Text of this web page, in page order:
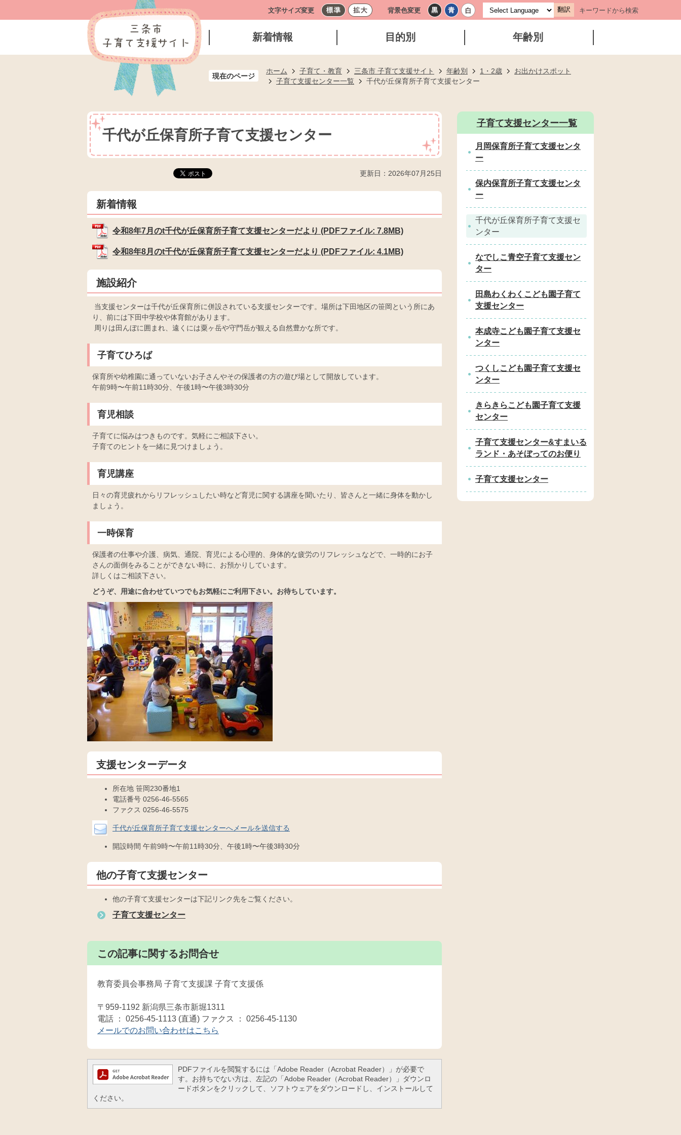
文字サイズ変更 背景色変更 翻訳 キーワードから検索
新着情報 目的別 年齢別
現在のページ
ホーム 子育て・教育 三条市 子育て支援サイト 年齢別 1・2歳
お出かけスポット
子育て支援センター一覧
千代が丘保育所子育て支援センター
千代が丘保育所子育て支援センター
更新日：2026年07月25日
新着情報
令和8年7月のt千代が丘保育所子育て支援センターだより (PDFファイル: 7.8MB)
令和8年8月のt千代が丘保育所子育て支援センターだより (PDFファイル: 4.1MB)
施設紹介
当支援センターは千代が丘保育所に併設されている支援センターです。場所は下田地区の笹岡という所にあ
り、前には下田中学校や体育館があります。
周りは田んぼに囲まれ、遠くには粟ヶ岳や守門岳が観える自然豊かな所です。
子育てひろば
保育所や幼稚園に通っていないお子さんやその保護者の方の遊び場として開放しています。
午前9時〜午前11時30分、午後1時〜午後3時30分
育児相談
子育てに悩みはつきものです。気軽にご相談下さい。
子育てのヒントを一緒に見つけましょう。
育児講座
日々の育児疲れからリフレッシュしたい時など育児に関する講座を聞いたり、皆さんと一緒に身体を動かし
ましょう。
一時保育
保護者の仕事や介護、病気、通院、育児による心理的、身体的な疲労のリフレッシュなどで、一時的にお子
さんの面倒をみることができない時に、お預かりしています。
詳しくはご相談下さい。
どうぞ、用途に合わせていつでもお気軽にご利用下さい。お待ちしています。
支援センターデータ
所在地 笹岡230番地1
電話番号 0256-46-5565
ファクス 0256-46-5575
千代が丘保育所子育て支援センターへメールを送信する
開設時間 午前9時〜午前11時30分、午後1時〜午後3時30分
他の子育て支援センター
他の子育て支援センターは下記リンク先をご覧ください。
子育て支援センター
この記事に関するお問合せ
教育委員会事務局 子育て支援課 子育て支援係
〒959-1192 新潟県三条市新堀1311
電話 ： 0256-45-1113 (直通) ファクス ： 0256-45-1130
メールでのお問い合わせはこちら
PDFファイルを閲覧するには「Adobe Reader（Acrobat Reader）」が必要で
す。お持ちでない方は、左記の「Adobe Reader（Acrobat Reader）」ダウンロ
ードボタンをクリックして、ソフトウェアをダウンロードし、インストールして
ください。
子育て支援センター一覧
月岡保育所子育て支援センタ
ー
保内保育所子育て支援センタ
ー
千代が丘保育所子育て支援セ
ンター
なでしこ青空子育て支援セン
ター
田島わくわくこども園子育て
支援センター
本成寺こども園子育て支援セ
ンター
つくしこども園子育て支援セ
ンター
きらきらこども園子育て支援
センター
子育て支援センター&すまいる
ランド・あそぼってのお便り
子育て支援センター